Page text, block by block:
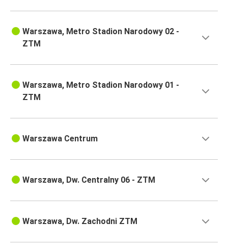
Warszawa, Metro Stadion Narodowy 02 -
ZTM
Warszawa, Metro Stadion Narodowy 01 -
ZTM
Warszawa Centrum
Warszawa, Dw. Centralny 06 - ZTM
Warszawa, Dw. Zachodni ZTM